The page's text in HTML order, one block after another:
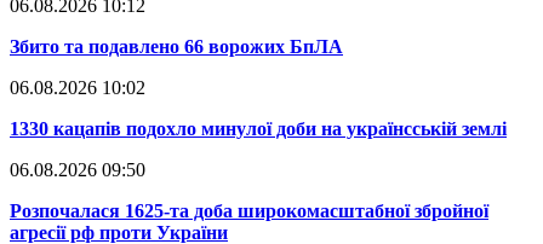
06.08.2026 10:12
​Збито та подавлено 66 ворожих БпЛА
06.08.2026 10:02
​1330 кацапів подохло минулої доби на українсській землі
06.08.2026 09:50
​Розпочалася 1625-та доба широкомасштабної збройної
агресії рф проти України